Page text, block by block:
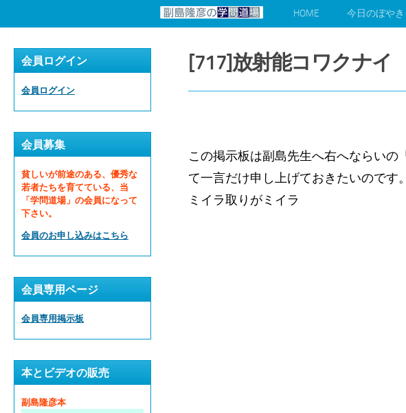
HOME 今日のぼやき
[717]放射能コワクナイ
この掲示板は副島先生へ右へならいの
て一言だけ申し上げておきたいのです。
ミイラ取りがミイラ
会員ログイン
会員ログイン
会員募集
貧しいが前途のある、優秀な
若者たちを育てている、当
「学問道場」の会員になって
下さい。
会員のお申し込みはこちら
会員専用ページ
会員専用掲示板
本とビデオの販売
副島隆彦本